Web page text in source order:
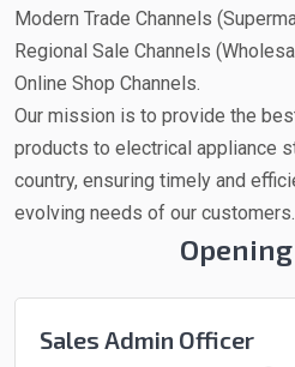
Modern Trade Channels
Regional Sale Channels
Online Shop Channels.
Our mission is to provide the
products to electrical appliance
country, ensuring timely and
evolving needs of our customers.
Sales Admin Officer